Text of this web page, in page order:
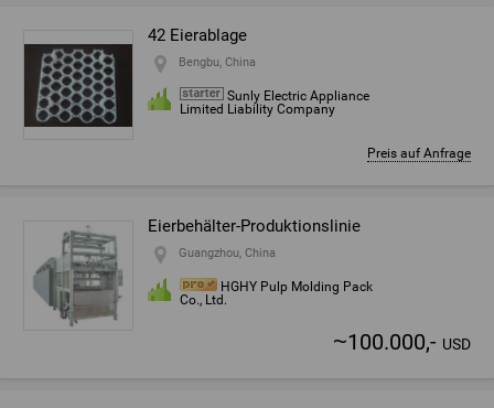
42 Eierablage
Bengbu, China
Sunly Electric Appliance
Limited Liability Company
Preis auf Anfrage
Eierbehälter-Produktionslinie
Guangzhou, China
HGHY Pulp Molding Pack
Co., Ltd.
~100.000,- USD